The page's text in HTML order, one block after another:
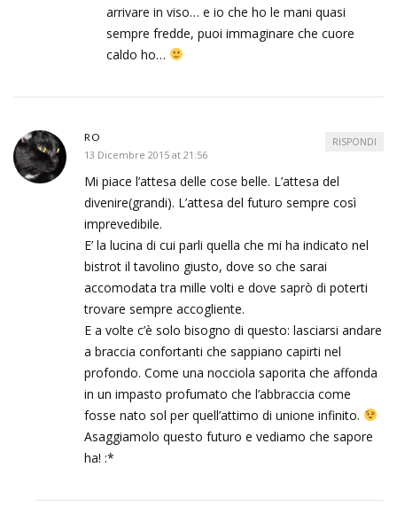
arrivare in viso… e io che ho le mani quasi
sempre fredde, puoi immaginare che cuore
caldo ho…
RO
13 Dicembre 2015 at 21:56
Mi piace l’attesa delle cose belle. L’attesa del
divenire(grandi). L’attesa del futuro sempre così
imprevedibile.
E’ la lucina di cui parli quella che mi ha indicato nel
bistrot il tavolino giusto, dove so che sarai
accomodata tra mille volti e dove saprò di poterti
trovare sempre accogliente.
E a volte c’è solo bisogno di questo: lasciarsi andare
a braccia confortanti che sappiano capirti nel
profondo. Come una nocciola saporita che affonda
in un impasto profumato che l’abbraccia come
fosse nato sol per quell’attimo di unione infinito.
Asaggiamolo questo futuro e vediamo che sapore
ha! :*
RISPONDI